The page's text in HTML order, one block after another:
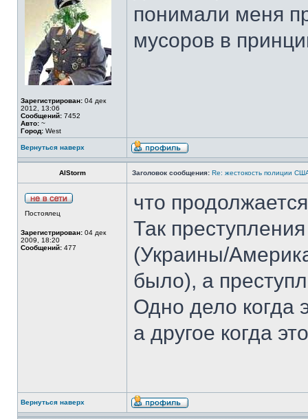
Зарегистрирован: 04 дек
2012, 13:06
Сообщений: 7452
Авто: ~
Город: West
понимали меня
мусоров в
Вернуться наверх
AlStorm Заголовок сообщения: Re: жестокость полиции
Постоялец
Зарегистрирован: 04 дек
2009, 18:20
Сообщений: 477
что
Так
(Украины/
было), а
Одно дело когда
а другое когда
Вернуться наверх